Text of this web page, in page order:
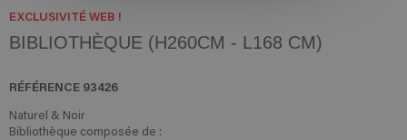
EXCLUSIVITÉ WEB !
BIBLIOTHÈQUE (H260CM - L168 CM)
RÉFÉRENCE 93426
Naturel & Noir
Bibliothèque composée de :